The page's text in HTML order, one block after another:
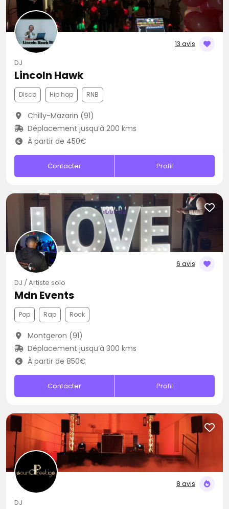
13 avis
DJ
Lincoln Hawk
Disco Hip hop RNB
Chilly-Mazarin (91)
Déplacement jusqu’à 200 kms
À partir de 450€
Contacter Profil
6 avis
DJ / Artiste solo
Mdn Events
Pop Rap Rock
Montgeron (91)
Déplacement jusqu’à 300 kms
À partir de 850€
Contacter Profil
8 avis
DJ